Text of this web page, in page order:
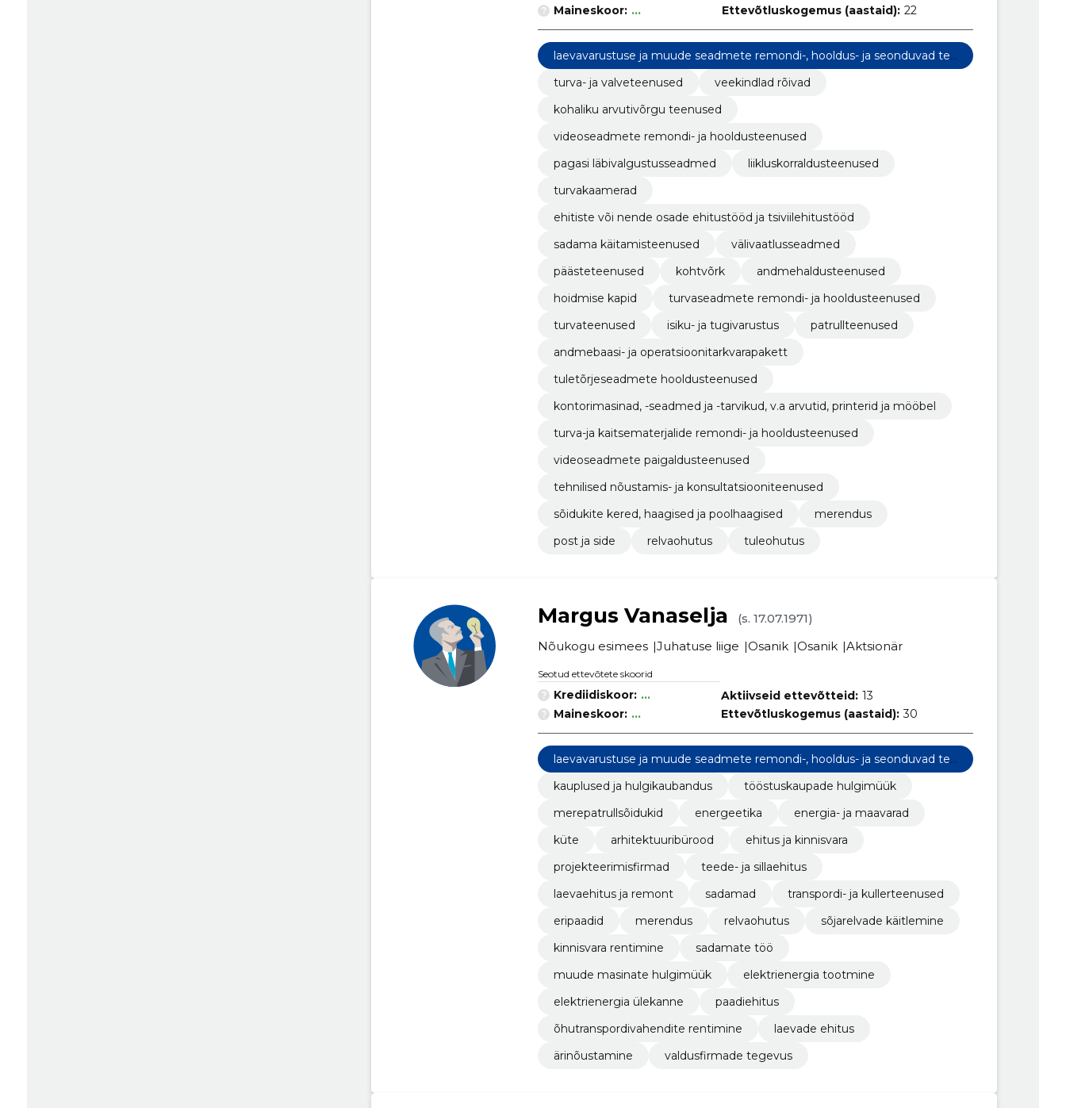
Maineskoor: ...
Ettevõtluskogemus (aastaid): 22
laevavarustuse ja muude seadmete remondi-, hooldus- ja seonduvad tee
nused
turva- ja valveteenused
veekindlad rõivad
kohaliku arvutivõrgu teenused
videoseadmete remondi- ja hooldusteenused
pagasi läbivalgustusseadmed
liikluskorraldusteenused
turvakaamerad
ehitiste või nende osade ehitustööd ja tsiviilehitustööd
sadama käitamisteenused
välivaatlusseadmed
päästeteenused
kohtvõrk
andmehaldusteenused
hoidmise kapid
turvaseadmete remondi- ja hooldusteenused
turvateenused
isiku- ja tugivarustus
patrullteenused
andmebaasi- ja operatsioonitarkvarapakett
tuletõrjeseadmete hooldusteenused
kontorimasinad, -seadmed ja -tarvikud, v.a arvutid, printerid ja mööbel
turva-ja kaitsematerjalide remondi- ja hooldusteenused
videoseadmete paigaldusteenused
tehnilised nõustamis- ja konsultatsiooniteenused
sõidukite kered, haagised ja poolhaagised
merendus
post ja side
relvaohutus tuleohutus
Margus Vanaselja
(s. 17.07.1971)
Nõukogu esimees Juhatuse liige Osanik Osanik Aktsionär
Seotud ettevõtete skoorid
Krediidiskoor: ...
Maineskoor: ...
Aktiivseid ettevõtteid: 13
Ettevõtluskogemus (aastaid): 30
laevavarustuse ja muude seadmete remondi-, hooldus- ja seonduvad tee
nused
kauplused ja hulgikaubandus
tööstuskaupade hulgimüük
merepatrullsõidukid
energeetika
energia- ja maavarad
küte
arhitektuuribürood
ehitus ja kinnisvara
projekteerimisfirmad
teede- ja sillaehitus
laevaehitus ja remont
sadamad
transpordi- ja kullerteenused
eripaadid
merendus relvaohutus
sõjarelvade käitlemine
kinnisvara rentimine
sadamate töö
muude masinate hulgimüük
elektrienergia tootmine
elektrienergia ülekanne
paadiehitus
õhutranspordivahendite rentimine
laevade ehitus
ärinõustamine
valdusfirmade tegevus